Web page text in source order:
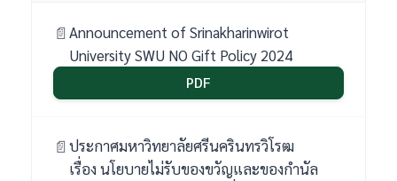
Announcement of Srinakharinwirot
University SWU NO Gift Policy 2024
PDF
ประกาศมหาวิทยาลัยศรีนครินทรวิโรฒ
เรื่อง นโยบายไม่รับของขวัญและของกำนัล